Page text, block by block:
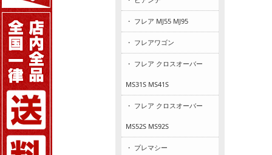
・ フレア MJ55 MJ95
・ フレアワゴン
・ フレア クロスオーバー
MS31S MS41S
・ フレア クロスオーバー
MS52S MS92S
・ プレマシー